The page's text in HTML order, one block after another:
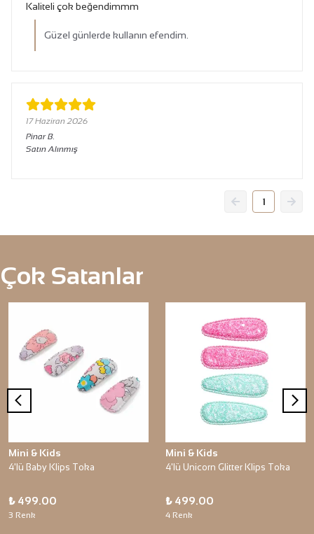
Kaliteli çok beğendimmm
Güzel günlerde kullanın efendim.
17 Haziran 2026
Pinar B.
Satın Alınmış
1
Çok Satanlar
Mini & Kids
4'lü Baby Klips Toka
₺ 499.00
3 Renk
Mini & Kids
4'lü Unicorn Glitter Klips Toka
₺ 499.00
4 Renk